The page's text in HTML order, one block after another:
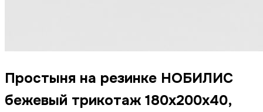
Простыня на резинке НОБИЛИС
бежевый трикотаж 180x200x40,